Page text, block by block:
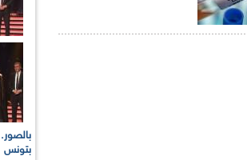
بتونس